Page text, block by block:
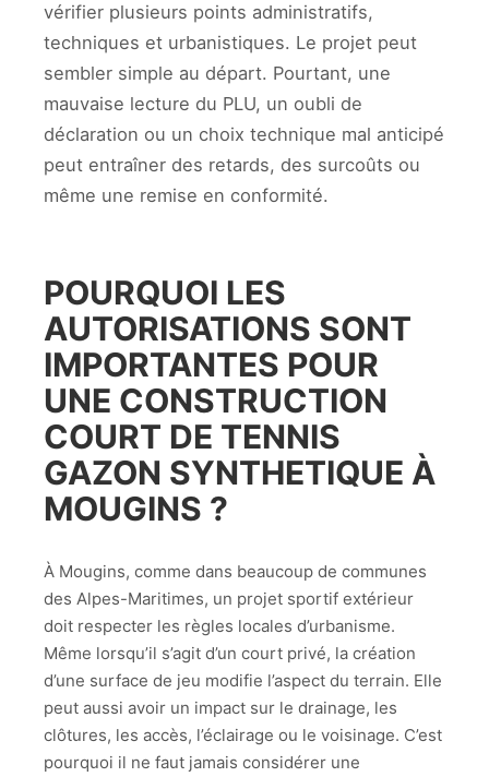
vérifier plusieurs points administratifs,
techniques et urbanistiques. Le projet peut
sembler simple au départ. Pourtant, une
mauvaise lecture du PLU, un oubli de
déclaration ou un choix technique mal anticipé
peut entraîner des retards, des surcoûts ou
même une remise en conformité.
POURQUOI LES
AUTORISATIONS SONT
IMPORTANTES POUR
UNE CONSTRUCTION
COURT DE TENNIS
GAZON SYNTHETIQUE À
MOUGINS ?
À Mougins, comme dans beaucoup de communes
des Alpes-Maritimes, un projet sportif extérieur
doit respecter les règles locales d’urbanisme.
Même lorsqu’il s’agit d’un court privé, la création
d’une surface de jeu modifie l’aspect du terrain. Elle
peut aussi avoir un impact sur le drainage, les
clôtures, les accès, l’éclairage ou le voisinage. C’est
pourquoi il ne faut jamais considérer une